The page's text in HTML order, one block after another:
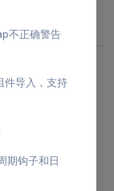
不正确警告
导入，支持
期钩子和日